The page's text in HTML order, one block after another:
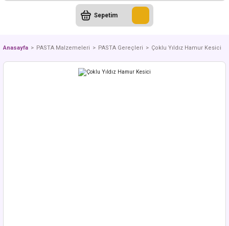
Sepetim
Anasayfa PASTA Malzemeleri PASTA Gereçleri Çoklu Yıldız Hamur Kesici